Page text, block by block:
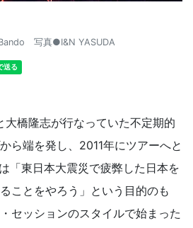
写真●I&N YASUDA
橋隆志が行なっていた不定期的
ら端を発し、2011年にツアーへと
「東日本大震災で疲弊した日本を
ことをやろう」という目的のも
セッションのスタイルで始まった